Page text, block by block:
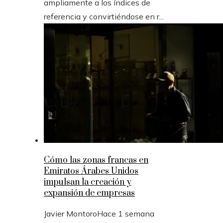
ampliamente a los índices de
referencia y convirtiéndose en r...
Cómo las zonas francas en
Emiratos Árabes Unidos
impulsan la creación y
expansión de empresas
Javier MontoroHace 1 semana